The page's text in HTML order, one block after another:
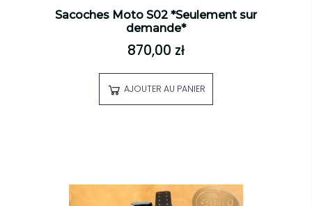
Sacoches Moto S02 *Seulement sur
demande*
870,00 zł
AJOUTER AU PANIER